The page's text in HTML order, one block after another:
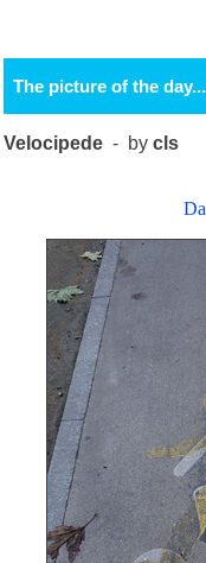
The picture of the day...
Velocipede - bycls